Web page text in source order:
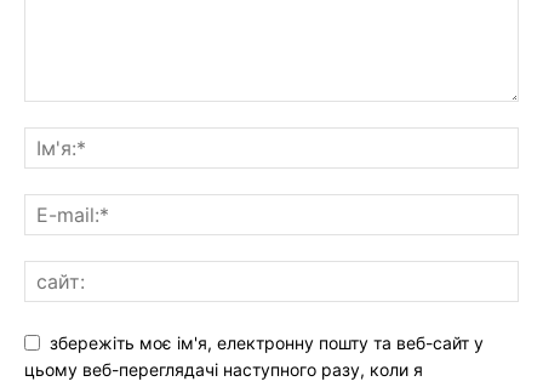
збережіть моє ім'я, електронну пошту та веб-сайт у
цьому веб-переглядачі наступного разу, коли я